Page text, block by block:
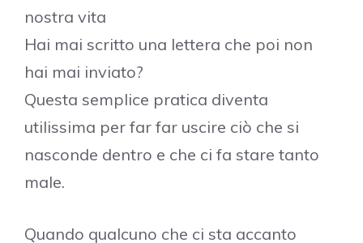
nostra vita
Hai mai scritto una lettera che poi non
hai mai inviato?
Questa semplice pratica diventa
utilissima per far far uscire ciò che si
nasconde dentro e che ci fa stare tanto
male.
Quando qualcuno che ci sta accanto